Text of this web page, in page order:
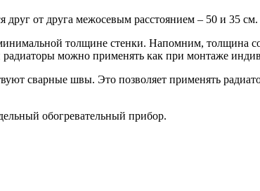
друг от друга межосевым расстоянием – 50 и 35 см.
толщине стенки. Напомним, толщина
можно применять как при монтаже
сварные швы. Это позволяет применять
обогревательный прибор.